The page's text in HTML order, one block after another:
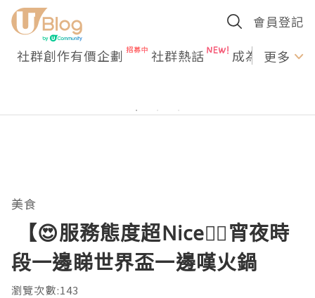
會員登記
社群創作有價企劃 社群熱話 成為U更多
美食
【😍服務態度超Nice👍🏻宵夜時
段一邊睇世界盃一邊嘆火鍋
瀏覽次數:143